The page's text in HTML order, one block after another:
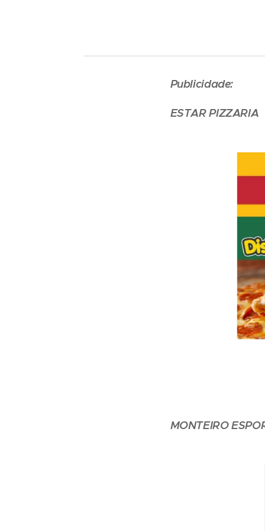
Publicidade:
ESTAR PIZZARIA
MONTEIRO